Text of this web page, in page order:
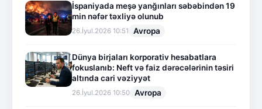
İspaniyada meşə yanğınları səbəbindən 19
min nəfər təxliyə olunub
26.İyul.2026 10:51 Avropa
Dünya birjaları korporativ hesabatlara
fokuslanıb: Neft və faiz dərəcələrinin təsiri
altında cari vəziyyət
26.İyul.2026 10:50 Avropa